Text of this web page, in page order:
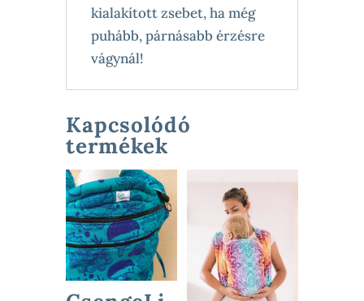
kialakított zsebet, ha még
puhább, párnásabb érzésre
vágynál!
Kapcsolódó
termékek